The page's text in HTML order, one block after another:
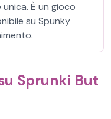
È un gioco
su Spunky
Sprunki But